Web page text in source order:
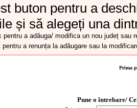
buton pentru a
și să alegeți una
a adăuga/ modifica un nou județ sau
a renunța la adăugare sau la
Prima
Pune o întrebare/